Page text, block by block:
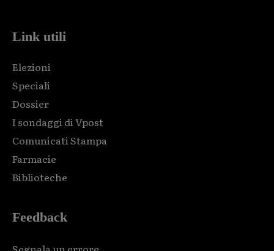
Link utili
Elezioni
Speciali
Dossier
I sondaggi di Vpost
Comunicati Stampa
Farmacie
Biblioteche
Feedback